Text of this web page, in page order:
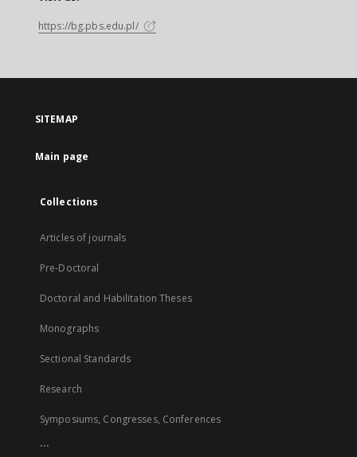
https://bg.pbs.edu.pl/
SITEMAP
Main page
Collections
Articles of journals
Pre-Doctoral
Doctoral and Habilitation Theses
Monographs
Sectional Standards
Research
Symposiums, Congresses, Conferences
...